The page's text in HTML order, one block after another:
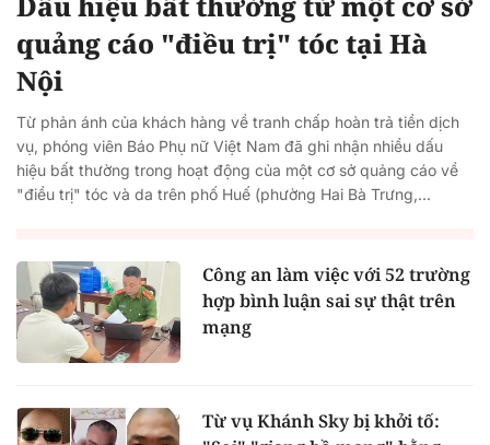
quảng cáo "điều trị" tóc tại Hà
Nội
Từ phản ánh của khách hàng về tranh chấp hoàn trả tiền dịch
vụ, phóng viên Báo Phụ nữ Việt Nam đã ghi nhận nhiều dấu
hiệu bất thường trong hoạt động của một cơ sở quảng cáo về
"điều trị" tóc và da trên phố Huế (phường Hai Bà Trưng,...
Công an làm việc với 52 trường
hợp bình luận sai sự thật trên
mạng
Từ vụ Khánh Sky bị khởi tố: